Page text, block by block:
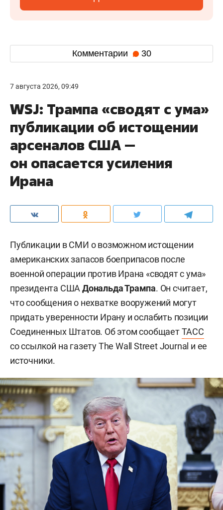
Комментарии 30
7 августа 2026, 09:49
WSJ: Трампа «сводят с ума»
публикации об истощении
арсеналов США —
он опасается усиления
Ирана
Публикации в СМИ о возможном истощении
американских запасов боеприпасов после
военной операции против Ирана «сводят с ума»
президента СШАДональда Трампа. Он считает,
что сообщения о нехватке вооружений могут
придать уверенности Ирану и ослабить позиции
Соединенных Штатов. Об этом сообщаетТАСС
со ссылкой на газету The Wall Street Journal и ее
источники.